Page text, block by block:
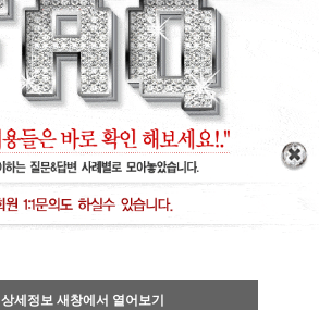
상세정보 새창에서 열어보기